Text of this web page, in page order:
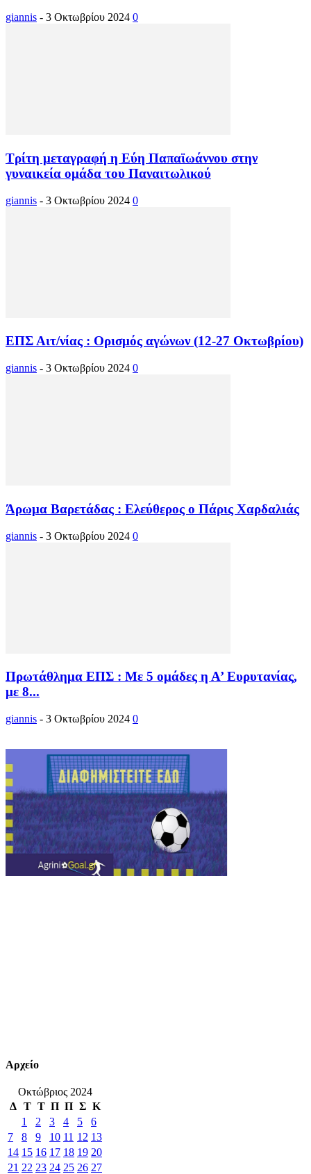
giannis - 3 Οκτωβρίου 2024 0
Τρίτη μεταγραφή η Εύη Παπαϊωάννου στην
γυναικεία ομάδα του Παναιτωλικού
giannis - 3 Οκτωβρίου 2024 0
ΕΠΣ Αιτ/νίας : Ορισμός αγώνων (12-27 Οκτωβρίου)
giannis - 3 Οκτωβρίου 2024 0
Άρωμα Βαρετάδας : Ελεύθερος ο Πάρις Χαρδαλιάς
giannis - 3 Οκτωβρίου 2024 0
Πρωτάθλημα ΕΠΣ : Με 5 ομάδες η Α’ Ευρυτανίας,
με 8...
giannis - 3 Οκτωβρίου 2024 0
Αρχείο
Οκτώβριος 2024
Δ Τ Τ Π Π Σ Κ
1
2 3 4 5
6
7
8 9 10 11 12 13
14 15 16 17 18 19 20
21 22 23 24 25 26 27